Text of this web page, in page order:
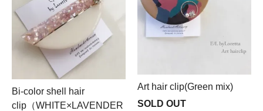
Bi-color shell hair
clip（WHITE×LAVENDER
Art hair clip(Green mix)
SOLD OUT